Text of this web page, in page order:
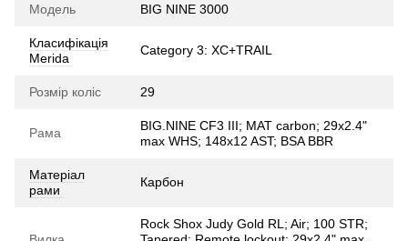
Модель BIG NINE 3000
Класифікація
Merida
Category 3: XC+TRAIL
Розмір коліс 29
Рама
BIG.NINE CF3 III; MAT carbon; 29x2.4"
max WHS; 148x12 AST; BSA BBR
Матеріал
рами
Карбон
Rock Shox Judy Gold RL; Air; 100 STR;